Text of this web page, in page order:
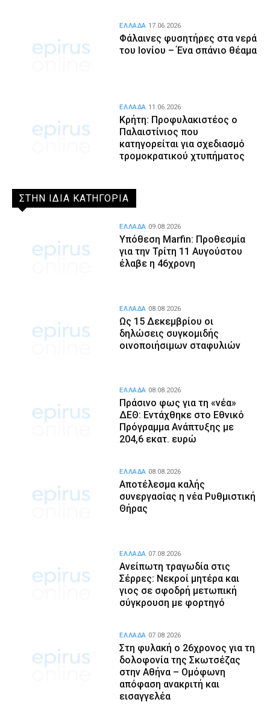
Φάλαινες φυσητήρες στα νερά
του Ιονίου – Ένα σπάνιο θέαμα
ΕΛΛΑΔΑ 17.06.2026
Κρήτη: Προφυλακιστέος ο
Παλαιστίνιος που
κατηγορείται για σχεδιασμό
τρομοκρατικού χτυπήματος
ΕΛΛΑΔΑ 11.06.2026
ΣΤΗΝ ΙΔΙΑ ΚΑΤΗΓΟΡΙΑ
Υπόθεση Marfin: Προθεσμία
για την Τρίτη 11 Αυγούστου
έλαβε η 46χρονη
ΕΛΛΑΔΑ 09.08.2026
Ως 15 Δεκεμβρίου οι
δηλώσεις συγκομιδής
οινοποιήσιμων σταφυλιών
ΕΛΛΑΔΑ 08.08.2026
Πράσινο φως για τη «νέα»
ΔΕΘ: Εντάχθηκε στο Εθνικό
Πρόγραμμα Ανάπτυξης με
204,6 εκατ. ευρώ
ΕΛΛΑΔΑ 08.08.2026
Αποτέλεσμα καλής
συνεργασίας η νέα Ρυθμιστική
Θήρας
ΕΛΛΑΔΑ 08.08.2026
Ανείπωτη τραγωδία στις
Σέρρες: Νεκροί μητέρα και
γιος σε σφοδρή μετωπική
σύγκρουση με φορτηγό
ΕΛΛΑΔΑ 07.08.2026
Στη φυλακή ο 26χρονος για τη
δολοφονία της Σκωτσέζας
στην Αθήνα – Ομόφωνη
απόφαση ανακριτή και
εισαγγελέα
ΕΛΛΑΔΑ 07.08.2026